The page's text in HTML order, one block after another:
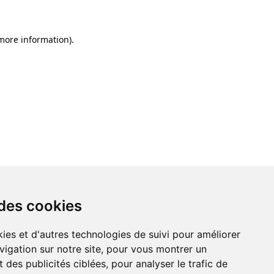
cookies
et d'autres technologies de suivi pour améliorer
sur notre site, pour vous montrer un
des publicités ciblées, pour analyser le trafic de
information).